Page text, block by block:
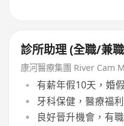
診所助理 (全職/兼
康河醫療集團 River Cam
有薪年假10天，婚
牙科保健，醫療福
良好晉升機會，有